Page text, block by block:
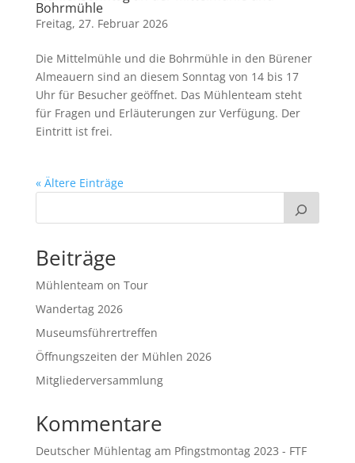
Bohrmühle
Freitag, 27. Februar 2026
Die Mittelmühle und die Bohrmühle in den Bürener
Almeauern sind an diesem Sonntag von 14 bis 17
Uhr für Besucher geöffnet. Das Mühlenteam steht
für Fragen und Erläuterungen zur Verfügung. Der
Eintritt ist frei.
« Ältere Einträge
Beiträge
Mühlenteam on Tour
Wandertag 2026
Museumsführertreffen
Öffnungszeiten der Mühlen 2026
Mitgliederversammlung
Kommentare
Deutscher Mühlentag am Pfingstmontag 2023 - FTF